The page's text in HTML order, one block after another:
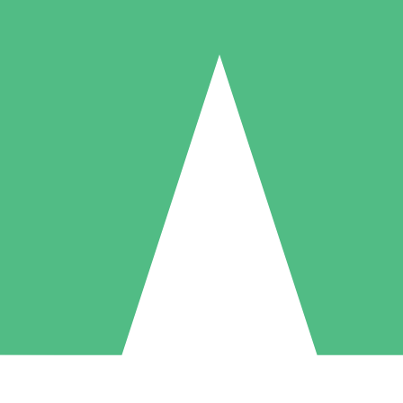
Packs de Crédits Individuels
à l'utilisation avec des crédits de téléchargement. Sans engagement
5 Téléchargements
US$